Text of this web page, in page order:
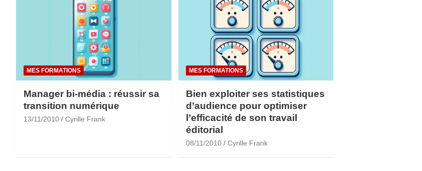
MES FORMATIONS
Manager bi-média : réussir sa
transition numérique
13/11/2010 Cyrille Frank
MES FORMATIONS
Bien exploiter ses statistiques
d’audience pour optimiser
l’efficacité de son travail
éditorial
08/11/2010 Cyrille Frank